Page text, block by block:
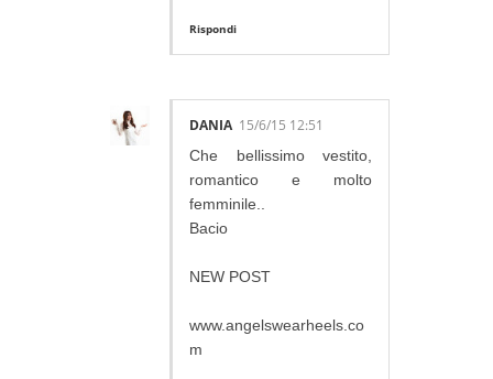
Rispondi
DANIA 15/6/15 12:51
Che bellissimo vestito,
romantico e molto
femminile..
Bacio
NEW POST
www.angelswearheels.co
m